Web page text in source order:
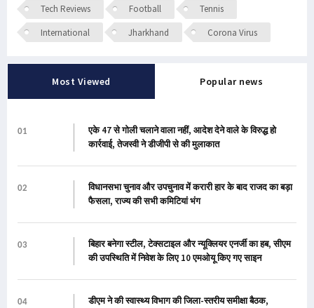
Tech Reviews
Football
Tennis
International
Jharkhand Corona Virus
Most Viewed Popular news
01
एके 47 से गोली चलाने वाला नहीं, आदेश देने वाले के विरुद्ध हो
कार्रवाई, तेजस्वी ने डीजीपी से की मुलाकात
02
विधानसभा चुनाव और उपचुनाव में करारी हार के बाद राजद का बड़ा
फैसला, राज्य की सभी कमिटियां भंग
03
बिहार बनेगा स्टील, टेक्सटाइल और न्यूक्लियर एनर्जी का हब, सीएम
की उपस्थिति में निवेश के लिए 10 एमओयू किए गए साइन
04
डीएम ने की स्वास्थ्य विभाग की जिला-स्तरीय समीक्षा बैठक,